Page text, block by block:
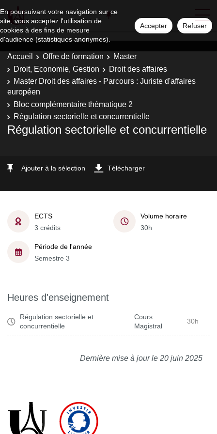
En poursuivant votre navigation sur ce
site, vous acceptez l'utilisation de
cookies à des fins de mesure
d'audience (statistiques anonymes).
Accepter Refuser
Accueil Offre de formation
Master
Droit, Economie, Gestion
Droit des affaires
Master Droit des affaires - Parcours : Juriste d'affaires
européen
Bloc complémentaire thématique 2
Régulation sectorielle et concurrentielle
Régulation sectorielle et concurrentielle
Ajouter à la sélection Télécharger
ECTS
3 crédits
Volume horaire
30h
Période de l'année
Semestre 3
Heures d'enseignement
Régulation sectorielle et
concurrentielle
Cours
Magistral
30h
Dernière mise à jour le 20 juin 2025